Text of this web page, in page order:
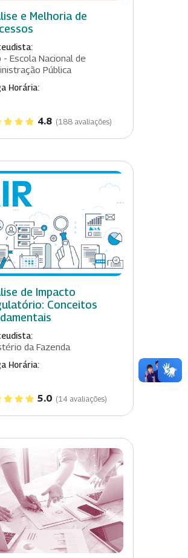
e Melhoria de
- Escola Nacional de
Pública
Horária:
4.8 (188 avaliações)
de Impacto
Conceitos
da Fazenda
Horária:
5.0 (14 avaliações)